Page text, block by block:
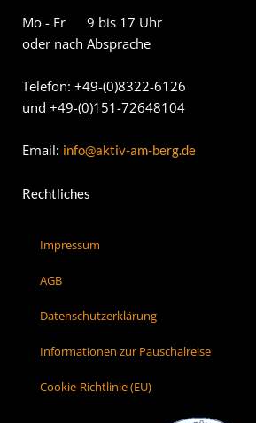
Mo - Fr 9 bis 17 Uhr
oder nach Absprache
Telefon: +49-(0)8322-6126
und +49-(0)151-72648104
Email: info@aktiv-am-berg.de
Rechtliches
Impressum
AGB
Datenschutzerklärung
Informationen zur Pauschalreise
Cookie-Richtlinie (EU)